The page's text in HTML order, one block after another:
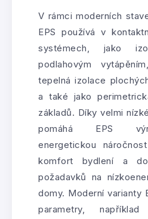
V rámci moderních
EPS používá v
systémech, jako
podlahovým
tepelná izolace
a také jako
základů. Díky velmi
pomáhá EPS
energetickou
komfort bydlení a
požadavků na
domy. Moderní varianty
parametry,